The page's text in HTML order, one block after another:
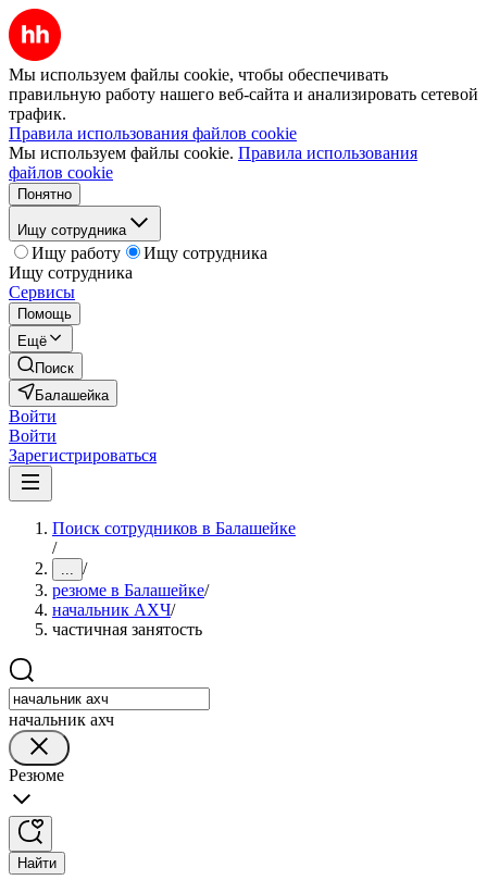
Мы используем файлы cookie, чтобы обеспечивать
правильную работу нашего веб-сайта и анализировать сетевой
трафик.
Правила использования файлов cookie
Мы используем файлы cookie. Правила использования
файлов cookie
Понятно
Ищу сотрудника
Ищу работу
Ищу сотрудника
Ищу сотрудника
Сервисы
Помощь
Ещё
Поиск
Балашейка
Войти
Войти
Зарегистрироваться
Поиск сотрудников в Балашейке
/
... /
резюме в Балашейке/
начальник АХЧ/
частичная занятость
начальник ахч
Резюме
Найти